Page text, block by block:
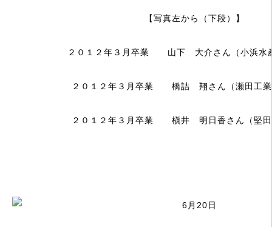
【写真左から（下段）】
２０１２年３月卒業 山下 大介さん（小浜水
２０１２年３月卒業 橋詰 翔さん（瀬田工業
２０１２年３月卒業 槇井 明日香さん（堅田